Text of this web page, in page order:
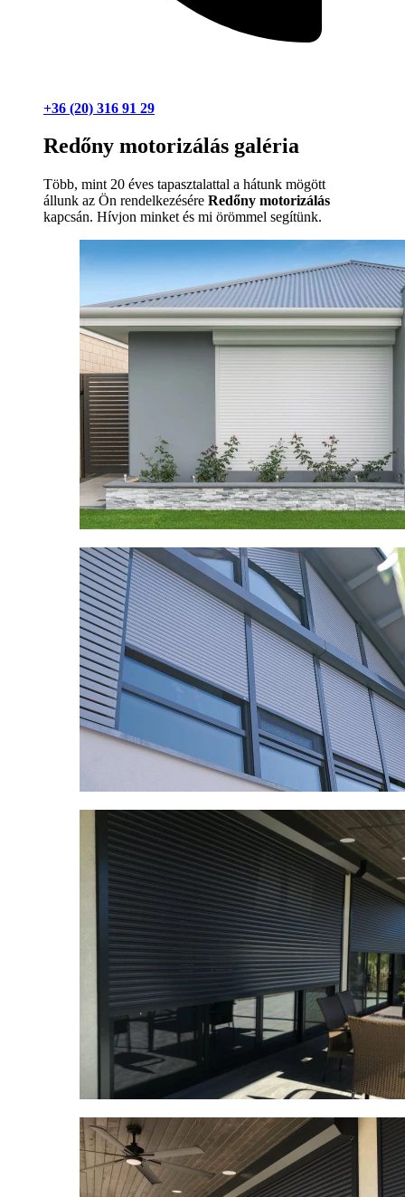
+36 (20) 316 91 29
Redőny motorizálás galéria
Több, mint 20 éves tapasztalattal a hátunk mögött
állunk az Ön rendelkezésére Redőny motorizálás
kapcsán. Hívjon minket és mi örömmel segítünk.